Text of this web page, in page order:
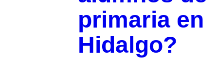
primaria en
Hidalgo?